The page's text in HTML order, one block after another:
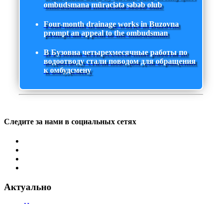
ombudsmana müraciətə səbəb olub
Four-month drainage works in Buzovna
prompt an appeal to the ombudsman
В Бузовна четырехмесячные работы по
водоотводу стали поводом для обращения
к омбудсмену
Следите за нами в социальных сетях
Актуально